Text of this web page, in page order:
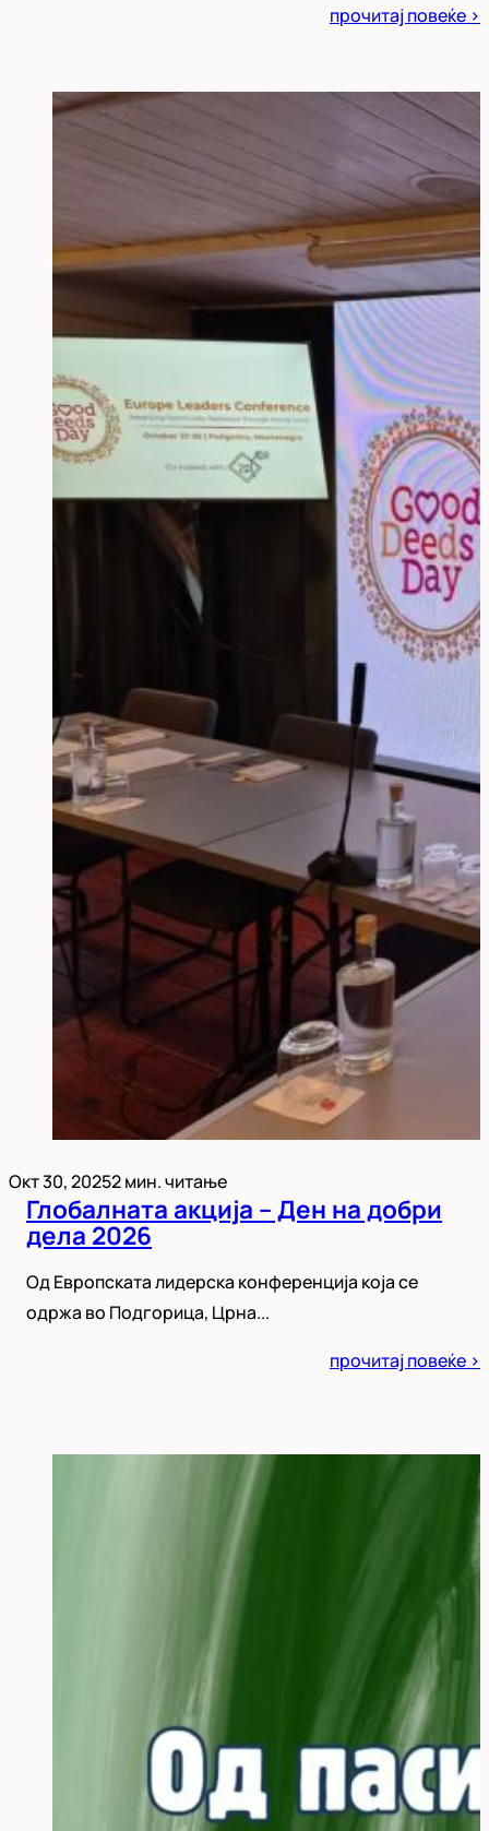
прочитај повеќе >
Окт 30, 20252 мин. читање
Глобалната акција – Ден на добри
дела 2026
Од Европската лидерска конференција која се
одржа во Подгорица, Црна...
прочитај повеќе >